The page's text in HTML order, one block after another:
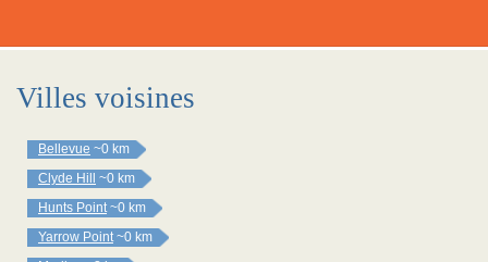
Villes voisines
Bellevue ~0 km
Clyde Hill
~0 km
Hunts Point ~0 km
Yarrow Point ~0 km